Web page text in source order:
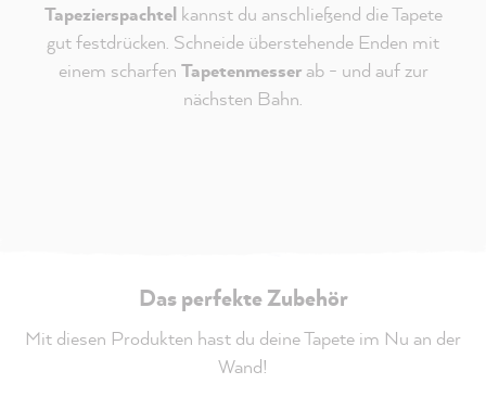
Tapezierspachtelkannst du anschließend die Tapete
gut festdrücken. Schneide überstehende Enden mit
einem scharfen Tapetenmesserab - und auf zur
nächsten Bahn.
Das perfekte Zubehör
Mit diesen Produkten hast du deine Tapete im Nu an der
Wand!